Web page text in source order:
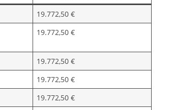
19.772,50 €
19.772,50 €
19.772,50 €
19.772,50 €
19.772,50 €